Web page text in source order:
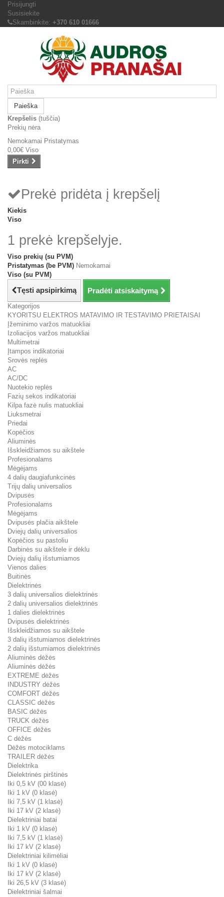
Prisijungti
Susisiekite
Skambinkite: +370 610 01666
Paieška
Krepšelis (tuščia)
Prekių nėra
Nemokamai Pristatymas
0,00€ Viso
Pirkti
Prekė pridėta į krepšelį
Kiekis
Viso
1 prekė krepšelyje.
Viso prekių (su PVM)
Pristatymas (be PVM) Nemokamai
Viso (su PVM)
Tęsti apsipirkimą Pradėti atsiskaitymą
Kategorijos
KYORITSU ELEKTROS MATAVIMO IR TESTAVIMO PRIETAISAI
Įžeminimo varžos matuokliai
Izoliacijos varžos matuokliai
Multimetrai
Įtampos indikatoriai
Srovės replės
AC
AC/DC
Nuotekio replės
Fazių sekos indikatoriai
Kilpa fazė nulis matuokliai
Liuksmetrai
Priedai
Kopėčios
Aliuminės
Išskleidžiamos su aikštele
Profesionalams
Mėgėjams
4 dalių daugiafunkcinės
Trijų dalių universalios
Dvipusės
Profesionalams
Mėgėjams
Dvipusės plačia aikštele
Dviejų dalių universalios
Kopėčios su pastoliu
Darbinės su aikštele ir dėklu
Dviejų dalių išstumiamos
Vienos dalies
Buitinės
Dielektrinės
3 dalių universalios dielektrinės
2 dalių universalios dielektrinės
1 dalies dielektrinės
Dvipusės dielektrinės
Išskleidžiamos su aikštele
3 dalių išstumiamos dielektrinės
2 dalių išstumiamos dielektrinės
Aliuminės dėžės
Aliuminės dėžės
EXTREME dėžės
INDUSTRY dėžės
COMFORT dėžės
CLASSIC dėžės
BASIC dėžės
TRUCK dėžės
OFFICE dėžės
C dėžės
Dėžės motociklams
TRAILER dėžės
Dielektrika
Dielektrinės pirštinės
Iki 0,5 kV (00 klasė)
Iki 1 kV (0 klasė)
Iki 7,5 kV (1 klasė)
Iki 17 kV (2 klasė)
Dielektriniai batai
Iki 1 kV (0 klasė)
Iki 7,5 kV (1 klasė)
Iki 17 kV (2 klasė)
Dielektriniai kilimėliai
Iki 1 kV (0 klasė)
Iki 17 kV (2 klasė)
Iki 26,5 kV (3 klasė)
Dielektriniai šalmai